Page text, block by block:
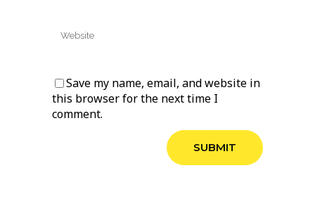
Save my name, email, and website in
this browser for the next time I
comment.